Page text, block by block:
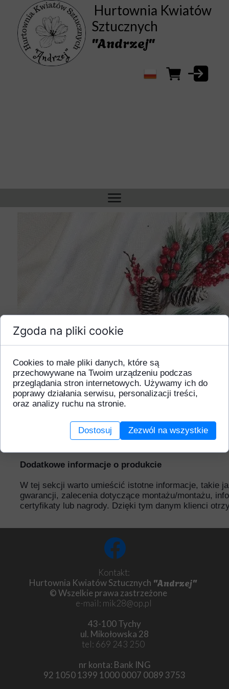
Hurtownia Kwiatów
Sztucznych
"Andrzej"
Dodatkowe informacje o produkcie
W tej sekcji warto umieścić istotne informacje, takie
gwarancji, zalecenia dotyczące montażu/montażu,
certyfikaty lub nagrody. Dzięki tym danym klienci
Kontakt:
Hurtownia Kwiatów Sztucznych "Andrzej"
© Wszelkie prawa zastrzeżone
e-mail: mik28@op.pl
43-100 Tychy
ul. Mikołowska 28
tel: 669 243 250
nr konta: Bank ING
92 1050 1399 1000 0007 0089 3753
Zgoda na pliki cookie
Cookies to małe pliki danych, które są
przechowywane na Twoim urządzeniu podczas
przeglądania stron internetowych. Używamy ich do
poprawy działania serwisu, personalizacji treści,
oraz analizy ruchu na stronie.
Dostosuj Zezwól na wszystkie